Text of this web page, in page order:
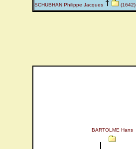
SCHUBHAN Philippe Jacques (1642)
BARTOLME Hans